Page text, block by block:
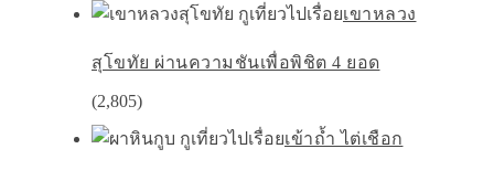
เขาหลวง
สุโขทัย ผ่านความชันเพื่อพิชิต 4 ยอด
(2,805)
เข้าถ้ำ ไต่เชือก